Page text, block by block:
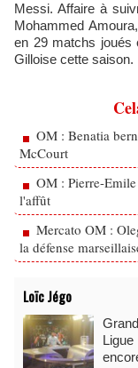
Messi. Affaire à
Mohammed
en 29 matchs joués
Gilloise cette saison.
OM : Benatia
McCourt
OM : Pierre-
l'affût
Mercato OM :
la défense
Loïc Jégo